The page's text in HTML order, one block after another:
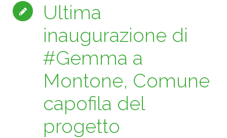
Ultima
inaugurazione di
#Gemma a
Montone, Comune
capofila del
progetto